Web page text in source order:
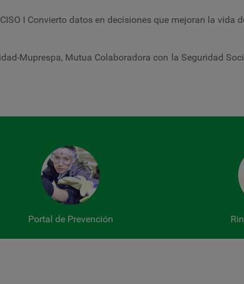
I Convierto datos en decisiones que mejoran la vida
Muprespa, Mutua Colaboradora con la Seguridad
Portal de Prevención